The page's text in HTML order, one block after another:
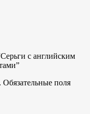
с английским
Обязательные поля